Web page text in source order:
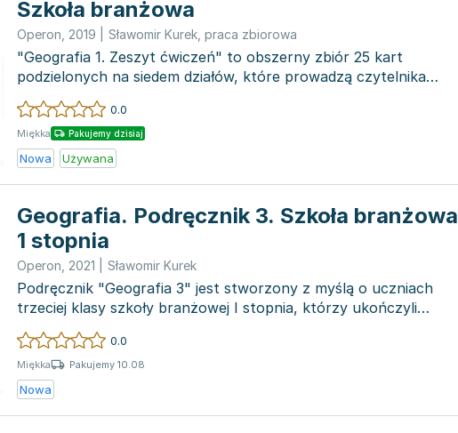
Szkoła branżowa
Operon 2019 Sławomir Kurek praca zbiorowa
"Geografia 1. Zeszyt ćwiczeń" to obszerny zbiór 25 kart
podzielonych na siedem działów, które prowadzą czytelnika
przez różnorodne...
0.0
Miękka Pakujemy dzisiaj
Nowa Używana
Geografia. Podręcznik 3. Szkoła branżowa
1 stopnia
Operon 2021 Sławomir Kurek
Podręcznik "Geografia 3" jest stworzony z myślą o uczniach
trzeciej klasy szkoły branżowej I stopnia, którzy ukończyli
ośmioletnią...
0.0
Miękka Pakujemy 10.08
Nowa